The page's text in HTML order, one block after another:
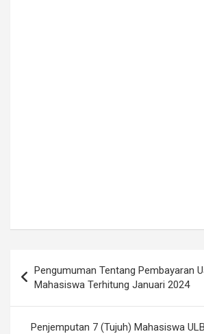
navigation
Pengumuman Tentang Pembayaran
Mahasiswa Terhitung Januari 2024
Penjemputan 7 (Tujuh) Mahasiswa